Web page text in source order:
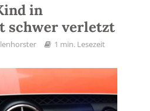
in
schwer verletzt
1 min. Lesezeit